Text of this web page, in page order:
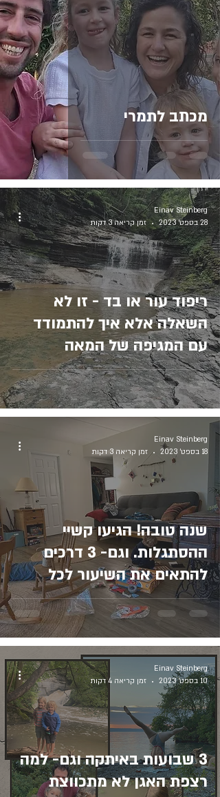
מכתב לתמרי
ריפוד עור או בד - זו לא
השאלה אלא איך להתמודד
עם המגיפה של המאה
Einav Steinberg
28 בספט׳ 2023
זמן קריאה 3 דקות
שנה טובה! הגיעו קשיי
ההסתגלות. וגם- 3 דרכים
להתאים את השיעור לכל
מתאמנ.ת
Einav Steinberg
18 בספט׳ 2023
זמן קריאה 3 דקות
3 שבועות באיתקה וגם- למה
רצפת האגן לא מתכווצת
Einav Steinberg
10 בספט׳ 2023
זמן קריאה 4 דקות